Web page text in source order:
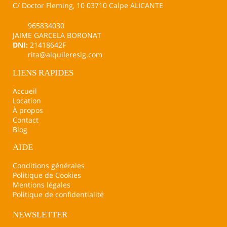
C/ Doctor Fleming, 10 03710 Calpe ALICANTE
965834030
JAIME GARCELA BORONAT
DNI: 21418642F
rita@alquilereslg.com
LIENS RAPIDES
Accueil
Location
À propos
Contact
Blog
AIDE
Conditions générales
Politique de Cookies
Mentions légales
Politique de confidentialité
NEWSLETTER